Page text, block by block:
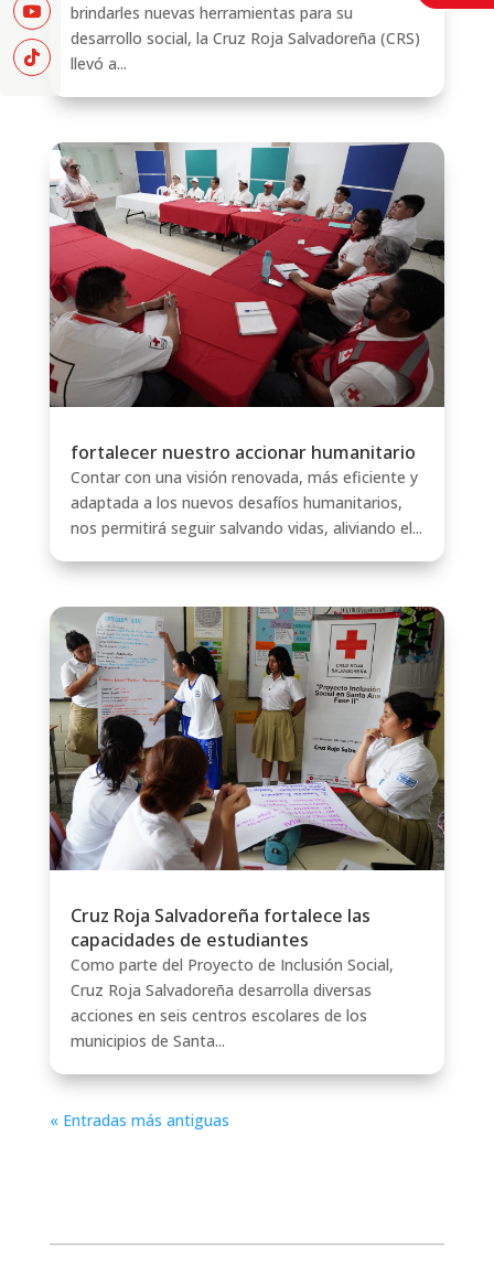
brindarles nuevas herramientas para su
desarrollo social, la Cruz Roja Salvadoreña (CRS)
llevó a...
fortalecer nuestro accionar humanitario
Contar con una visión renovada, más eficiente y
adaptada a los nuevos desafíos humanitarios,
nos permitirá seguir salvando vidas, aliviando el...
Cruz Roja Salvadoreña fortalece las
capacidades de estudiantes
Como parte del Proyecto de Inclusión Social,
Cruz Roja Salvadoreña desarrolla diversas
acciones en seis centros escolares de los
municipios de Santa...
« Entradas más antiguas